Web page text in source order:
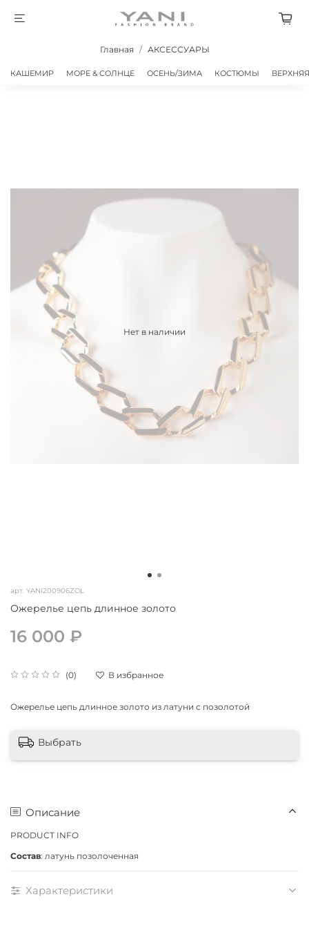
Главная АКСЕССУАРЫ
КАШЕМИР МОРЕ & СОЛНЦЕ ОСЕНЬ/ЗИМА КОСТЮМЫ
Нет в наличии
арт. YANI200906ZOL
Ожерелье цепь длинное золото
(0) В избранное
16 000 ₽
Ожерелье цепь длинное золото из латуни с позолотой
Выбрать
Описание
PRODUCT INFO
Состав: латунь позолоченная
Характеристики